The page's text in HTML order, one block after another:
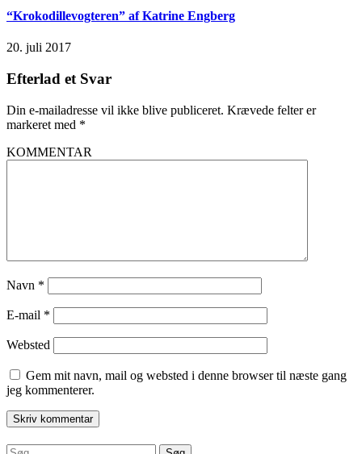
“Krokodillevogteren” af Katrine Engberg
20. juli 2017
Efterlad et Svar
Din e-mailadresse vil ikke blive publiceret. Krævede felter er
markeret med *
KOMMENTAR
Navn *
E-mail *
Websted
Gem mit navn, mail og websted i denne browser til næste gang
jeg kommenterer.
Søg